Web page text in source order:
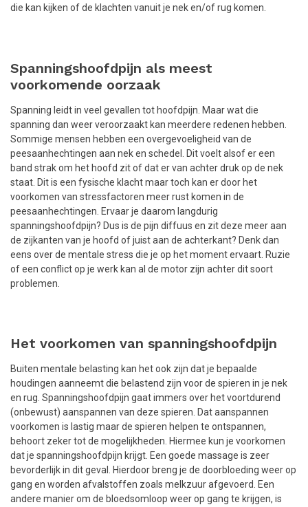
die kan kijken of de klachten vanuit je nek en/of rug komen.
Spanningshoofdpijn als meest
voorkomende oorzaak
Spanning leidt in veel gevallen tot hoofdpijn. Maar wat die
spanning dan weer veroorzaakt kan meerdere redenen hebben.
Sommige mensen hebben een overgevoeligheid van de
peesaanhechtingen aan nek en schedel. Dit voelt alsof er een
band strak om het hoofd zit of dat er van achter druk op de nek
staat. Dit is een fysische klacht maar toch kan er door het
voorkomen van stressfactoren meer rust komen in de
peesaanhechtingen. Ervaar je daarom langdurig
spanningshoofdpijn? Dus is de pijn diffuus en zit deze meer aan
de zijkanten van je hoofd of juist aan de achterkant? Denk dan
eens over de mentale stress die je op het moment ervaart. Ruzie
of een conflict op je werk kan al de motor zijn achter dit soort
problemen.
Het voorkomen van spanningshoofdpijn
Buiten mentale belasting kan het ook zijn dat je bepaalde
houdingen aanneemt die belastend zijn voor de spieren in je nek
en rug. Spanningshoofdpijn gaat immers over het voortdurend
(onbewust) aanspannen van deze spieren. Dat aanspannen
voorkomen is lastig maar de spieren helpen te ontspannen,
behoort zeker tot de mogelijkheden. Hiermee kun je voorkomen
dat je spanningshoofdpijn krijgt. Een goede massage is zeer
bevorderlijk in dit geval. Hierdoor breng je de doorbloeding weer op
gang en worden afvalstoffen zoals melkzuur afgevoerd. Een
andere manier om de bloedsomloop weer op gang te krijgen, is